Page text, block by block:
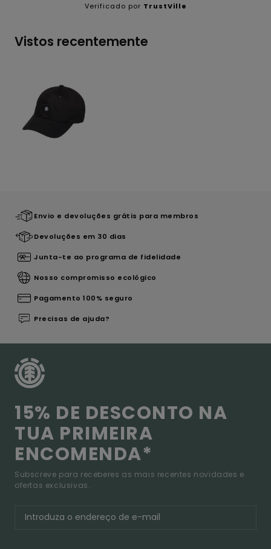
Verificado por TrustVille
Vistos recentemente
Envio e devoluções grátis para membros
Devoluções em 30 dias
Junta-te ao programa de fidelidade
Nosso compromisso ecológico
Pagamento 100% seguro
Precisas de ajuda?
15% DE DESCONTO NA
TUA PRIMEIRA
ENCOMENDA*
Subscreve para receberes as mais recentes novidades e
ofertas exclusivas.